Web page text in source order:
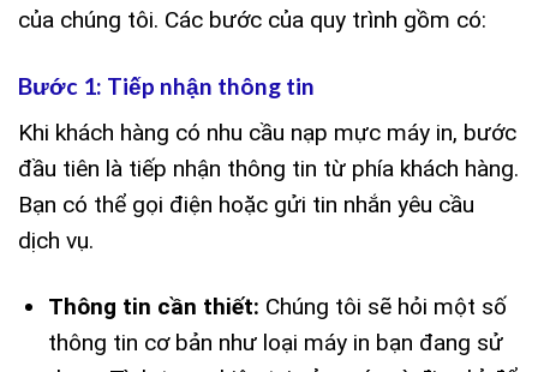
của chúng tôi. Các bước của quy trình gồm có:
Bước 1: Tiếp nhận thông tin
Khi khách hàng có nhu cầu nạp mực máy in, bước
đầu tiên là tiếp nhận thông tin từ phía khách hàng.
Bạn có thể gọi điện hoặc gửi tin nhắn yêu cầu
dịch vụ.
Thông tin cần thiết: Chúng tôi sẽ hỏi một số
thông tin cơ bản như loại máy in bạn đang sử